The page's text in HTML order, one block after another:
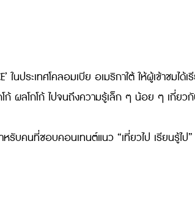
ในประเทศโคลอมเบีย อเมริกาใต้ ให้ผู้เข้าชมได้เ
ก้ ผลโกโก้ ไปจนถึงความรู้เล็ก ๆ น้อย ๆ เกี่ยว
รับคนที่ชอบคอนเทนต์แนว “เที่ยวไป เรียนรู้ไป”